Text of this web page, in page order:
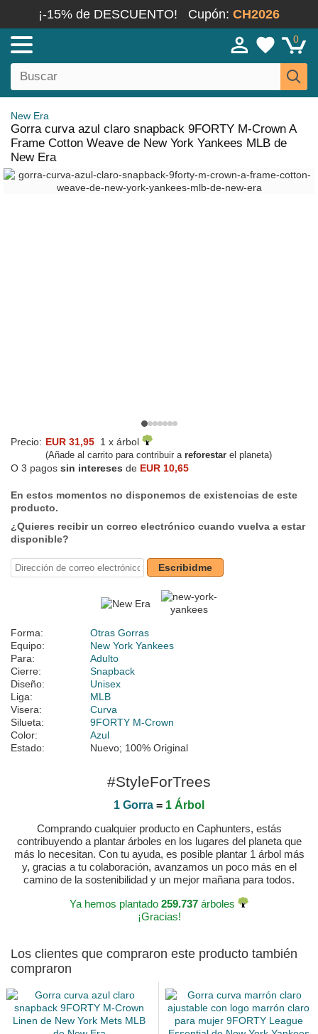
¡-15% de DESCUENTO! Cupón: CH2026
0
New Era
Gorra curva azul claro snapback 9FORTY M-Crown A
Frame Cotton Weave de New York Yankees MLB de
New Era
Precio: EUR 31,95 1 x árbol
(Añade al carrito para contribuir a reforestar el planeta)
O 3 pagos sin intereses de EUR 10,65
En estos momentos no disponemos de existencias de este
producto.
¿Quieres recibir un correo electrónico cuando vuelva a estar
disponible?
Escribidme
Forma:
Otras Gorras
Equipo:
New York Yankees
Para:
Adulto
Cierre:
Snapback
Diseño:
Unisex
Liga:
MLB
Visera:
Curva
Silueta:
9FORTY M-Crown
Color:
Azul
Estado:
Nuevo; 100% Original
#StyleForTrees
1 Gorra = 1 Árbol
Comprando cualquier producto en Caphunters, estás
contribuyendo a plantar árboles en los lugares del planeta que
más lo necesitan. Con tu ayuda, es posible plantar 1 árbol más
y, gracias a tu colaboración, avanzamos un poco más en el
camino de la sostenibilidad y un mejor mañana para todos.
Ya hemos plantado 259.737 árboles
¡Gracias!
Los clientes que compraron este producto también
compraron